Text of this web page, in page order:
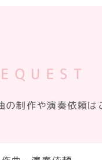
の制作や演奏依頼は